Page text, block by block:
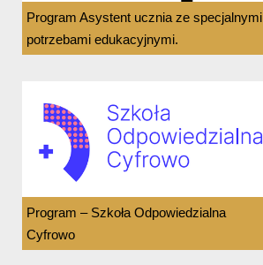
Program Asystent ucznia ze specjalnymi
potrzebami edukacyjnymi.
Program – Szkoła Odpowiedzialna
Cyfrowo